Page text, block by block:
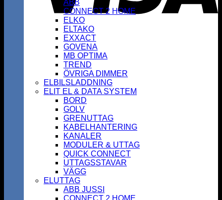
ABB
CONNECT 2 HOME
ELKO
ELTAKO
EXXACT
GOVENA
MB OPTIMA
TREND
ÖVRIGA DIMMER
ELBILSLADDNING
ELIT EL & DATA SYSTEM
BORD
GOLV
GRENUTTAG
KABELHANTERING
KANALER
MODULER & UTTAG
QUICK CONNECT
UTTAGSSTAVAR
VÄGG
ELUTTAG
ABB JUSSI
CONNECT 2 HOME